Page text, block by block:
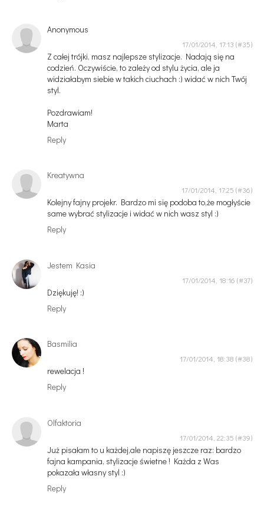
Anonymous
17/01/2014, 17:13
Z całej trójki, masz najlepsze stylizacje. Nadają się na
codzień. Oczywiście, to zależy od stylu życia, ale ja
widziałabym siebie w takich ciuchach :) widać w nich Twój
styl.
Pozdrawiam!
Marta
Reply
Kreatywna
17/01/2014, 17:25
Kolejny fajny projekr. Bardzo mi się podoba to,że mogłyście
same wybrać stylizacje i widać w nich wasz styl :)
Reply
Jestem Kasia
17/01/2014, 18:16
Dziękuję! :)
Reply
Basmilia
17/01/2014, 18:38
rewelacja !
Reply
Olfaktoria
17/01/2014, 22:35
Już pisałam to u każdej,ale napiszę jeszcze raz: bardzo
fajna kampania, stylizacje świetne ! Każda z Was
pokazała własny styl :)
Reply